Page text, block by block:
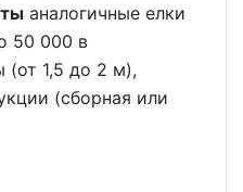
аналогичные елки
50 000 в
(от 1,5 до 2 м),
(сборная или